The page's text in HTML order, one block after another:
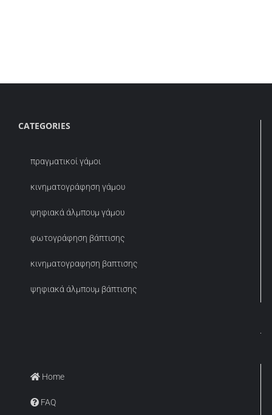
CATEGORIES
πραγματικοί γάμοι
κινηματογράφηση γάμου
ψηφιακά άλμπουμ γάμου
φωτογράφηση βάπτισης
κινηματογραφηση βαπτισης
ψηφιακά άλμπουμ βάπτισης
Home
FAQ